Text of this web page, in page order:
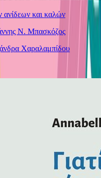
και καλών
Ν. Μπασκόζος
Χαραλαμπίδου